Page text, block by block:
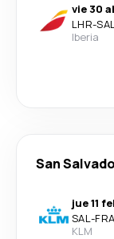
vie 30
LHR-
Iberia
San
jue 11
SAL-FRA
KLM